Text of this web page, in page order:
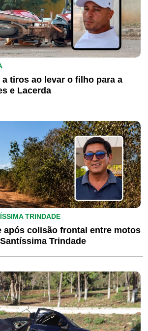
a tiros ao levar o filho para a
e Lacerda
TRINDADE
após colisão frontal entre motos
Trindade